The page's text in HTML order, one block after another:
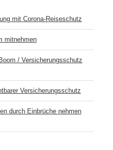
mit Corona-Reise­schutz
mitnehmen
/ Versicherungsschutz
Versicherungsschutz
durch Einbrüche nehmen